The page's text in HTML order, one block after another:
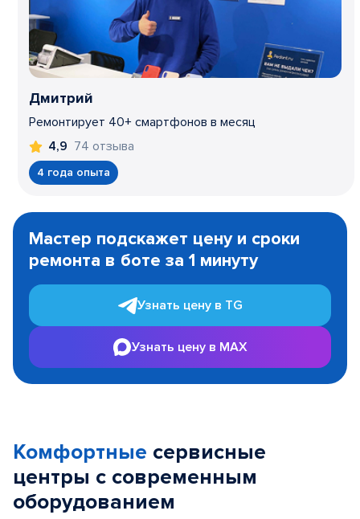
Дмитрий
Ремонтирует 40+ смартфонов в месяц
4,9 74 отзыва
4 года опыта
1
Мастер подскажет цену и сроки
ремонта в боте за 1 минуту
Узнать цену в TG
Узнать цену в MAX
Комфортные сервисные
центры с современным
оборудованием